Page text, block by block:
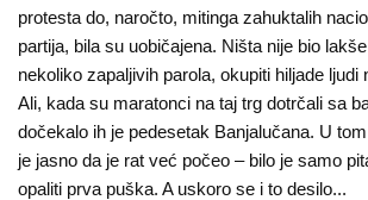
protesta do, naročto, mitinga zahuktalih
partija, bila su uobičajena. Ništa nije bio
nekoliko zapaljivih parola, okupiti hiljade ljudi
Ali, kada su maratonci na taj trg dotrčali sa
dočekalo ih je pedesetak Banjalučana. U
je jasno da je rat već počeo – bilo je samo
opaliti prva puška. A uskoro se i to desilo...